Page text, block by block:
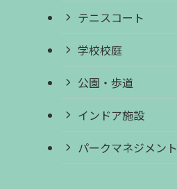
テニスコート
学校校庭
公園・歩道
インドア施設
パークマネジメント